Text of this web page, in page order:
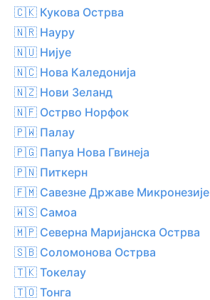
🇨🇰 Кукова Острва
🇳🇷 Науру
🇳🇺 Нијуе
🇳🇨 Нова Каледонија
🇳🇿 Нови Зеланд
🇳🇫 Острво Норфок
🇵🇼 Палау
🇵🇬 Папуа Нова Гвинеја
🇵🇳 Питкерн
🇫🇲 Савезне Државе Микронезије
🇼🇸 Самоа
🇲🇵 Северна Маријанска Острва
🇸🇧 Соломонова Острва
🇹🇰 Токелау
🇹🇴 Тонга